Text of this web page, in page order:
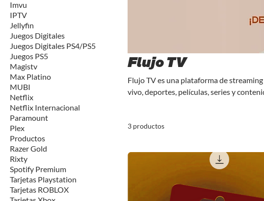
Imvu
IPTV
Jellyfin
Juegos Digitales
Juegos Digitales PS4/PS5
Juegos PS5
Magistv
Max Platino
MUBI
Netflix
Netflix Internacional
Paramount
Plex
Productos
Razer Gold
Rixty
Spotify Premium
Tarjetas Playstation
Tarjetas ROBLOX
Flujo TV
Flujo TV es una plataforma de
vivo, deportes, películas, series y
3 productos